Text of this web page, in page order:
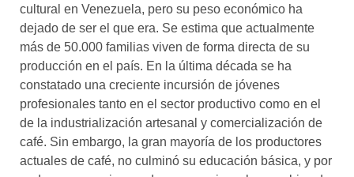
cultural en Venezuela, pero su peso económico ha
dejado de ser el que era. Se estima que actualmente
más de 50.000 familias viven de forma directa de su
producción en el país. En la última década se ha
constatado una creciente incursión de jóvenes
profesionales tanto en el sector productivo como en el
de la industrialización artesanal y comercialización de
café. Sin embargo, la gran mayoría de los productores
actuales de café, no culminó su educación básica, y por